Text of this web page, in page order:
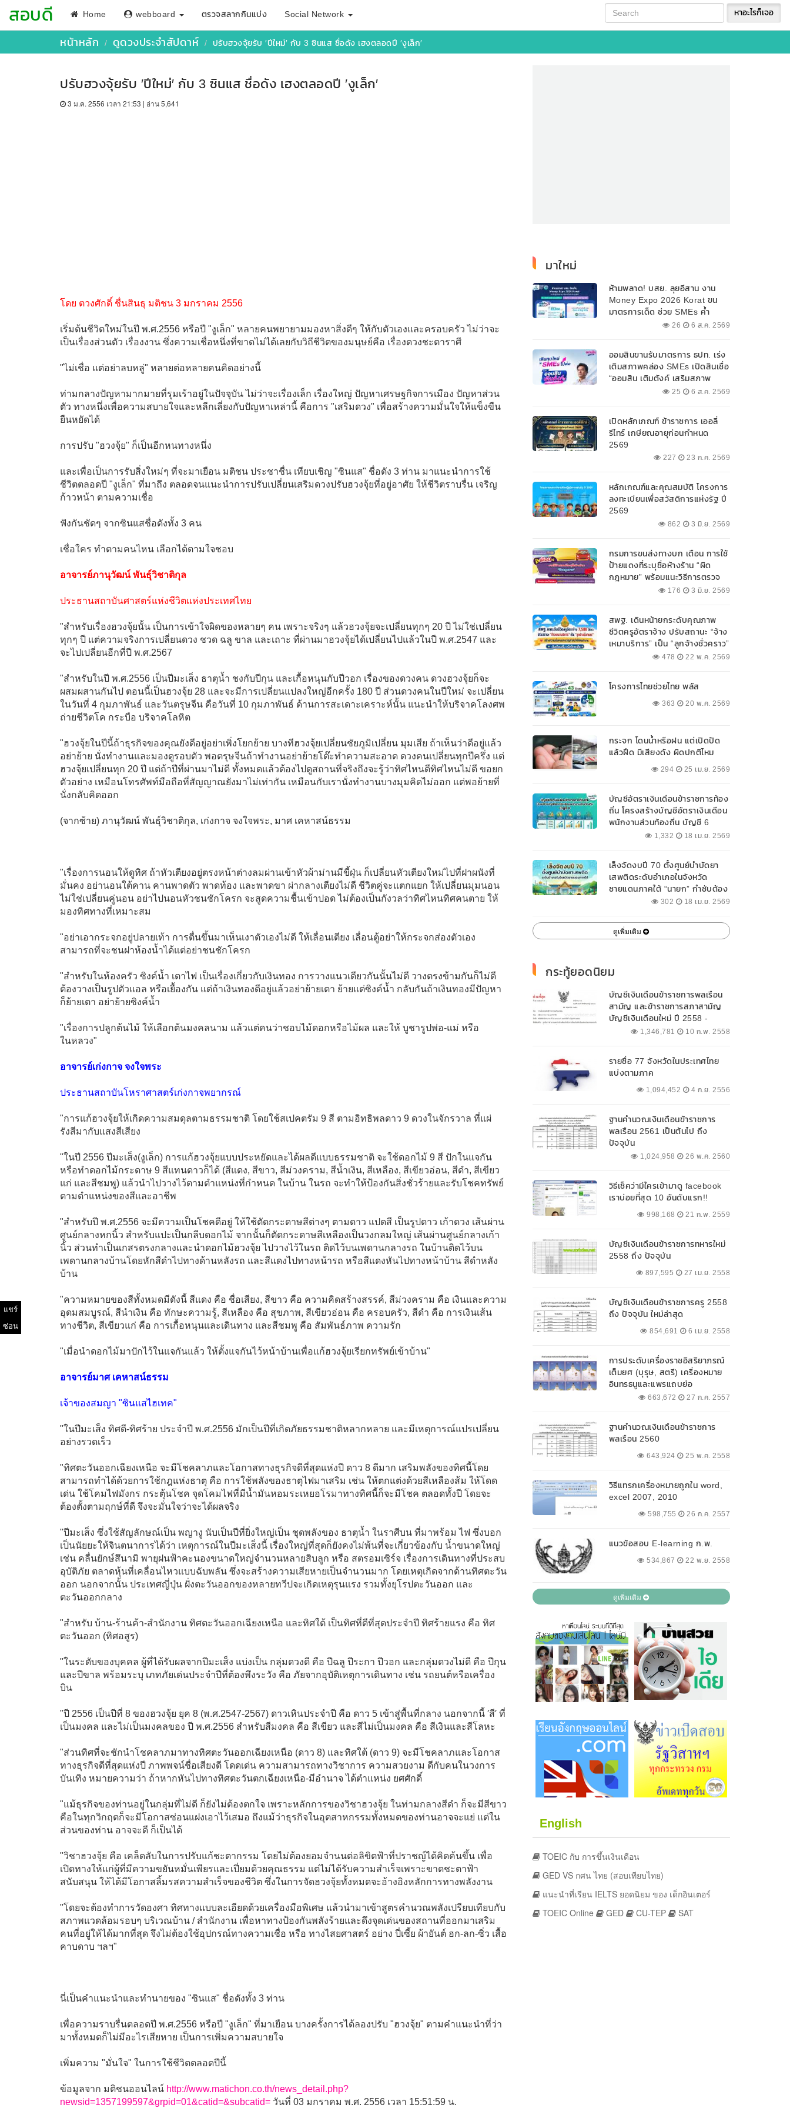
สอบดี Home webboard ตรวจสลากกินแบ่ง Social Network หาอะไรก็เจอ
หน้าหลัก ดูดวงประจำสัปดาห์ ปรับฮวงจุ้ยรับ ′ปีใหม่′ กับ 3 ซินแส ชื่อดัง เฮงตลอดปี ′งูเล็ก′
ปรับฮวงจุ้ยรับ ′ปีใหม่′ กับ 3 ซินแส ชื่อดัง เฮงตลอดปี ′งูเล็ก′
3 ม.ค. 2556 เวลา 21:53 | อ่าน 5,641
โดย ตวงศักดิ์ ชื่นสินธุ มติชน 3 มกราคม 2556
เริ่มต้นชีวิตใหม่ในปี พ.ศ.2556 หรือปี "งูเล็ก" หลายคนพยายามมองหาสิ่งดีๆ ให้กับตัวเองและครอบครัว ไม่ว่าจะ
เป็นเรื่องส่วนตัว เรื่องงาน ซึ่งความเชื่อหนึ่งที่ขาดไม่ได้เลยกับวิถีชีวิตของมนุษย์คือ เรื่องดวงชะตาราศี
"ไม่เชื่อ แต่อย่าลบหลู่" หลายต่อหลายคนคิดอย่างนี้
ท่ามกลางปัญหามากมายที่รุมเร้าอยู่ในปัจจุบัน ไม่ว่าจะเรื่องเล็ก เรื่องใหญ่ ปัญหาเศรษฐกิจการเมือง ปัญหาส่วน
ตัว ทางหนึ่งเพื่อความสบายใจและหลีกเลี่ยงกับปัญหาเหล่านี้ คือการ "เสริมดวง" เพื่อสร้างความมั่นใจให้แข็งขืน
ยืนหยัดได้
การปรับ "ฮวงจุ้ย" ก็เป็นอีกหนทางหนึ่ง
และเพื่อเป็นการรับสิ่งใหม่ๆ ที่จะมาเยือน มติชน ประชาชื่น เทียบเชิญ "ซินแส" ชื่อดัง 3 ท่าน มาแนะนำการใช้
ชีวิตตลอดปี "งูเล็ก" ที่มาถึง ตลอดจนแนะนำการปรับเปลี่ยนเสริมดวงปรับฮวงจุ้ยที่อยู่อาศัย ให้ชีวิตราบรื่น เจริญ
ก้าวหน้า ตามความเชื่อ
ฟังกันชัดๆ จากซินแสชื่อดังทั้ง 3 คน
เชื่อใคร ทำตามคนไหน เลือกได้ตามใจชอบ
อาจารย์ภานุวัฒน์ พันธุ์วิชาติกุล
ประธานสถาบันศาสตร์แห่งชีวิตแห่งประเทศไทย
"สำหรับเรื่องฮวงจุ้ยนั้น เป็นการเข้าใจผิดของหลายๆ คน เพราะจริงๆ แล้วฮวงจุ้ยจะเปลี่ยนทุกๆ 20 ปี ไม่ใช่เปลี่ยน
ทุกๆ ปี แต่ความจริงการเปลี่ยนดวง ชวด ฉลู ขาล และเถาะ ที่ผ่านมาฮวงจุ้ยได้เปลี่ยนไปแล้วในปี พ.ศ.2547 และ
จะไปเปลี่ยนอีกที่ปี พ.ศ.2567
"สำหรับในปี พ.ศ.2556 เป็นปีมะเส็ง ธาตุน้ำ ชงกับปีกุน และเกื้อหนุนกับปีวอก เรื่องของดวงคน ดวงฮวงจุ้ยก็จะ
ผสมผสานกันไป ตอนนี้เป็นฮวงจุ้ย 28 และจะมีการเปลี่ยนแปลงใหญ่อีกครั้ง 180 ปี ส่วนดวงคนในปีใหม่ จะเปลี่ยน
ในวันที่ 4 กุมภาพันธ์ และวันตรุษจีน คือวันที่ 10 กุมภาพันธ์ ด้านการสะเดาะเคราะห์นั้น แนะนำให้บริจาคโลงศพ
ถ่ายชีวิตโค กระบือ บริจาคโลหิต
"ฮวงจุ้ยในปีนี้ถ้าธุรกิจของคุณยังดีอยู่อย่าเพิ่งโยกย้าย บางทีฮวงจุ้ยเปลี่ยนชัยภูมิเปลี่ยน มุมเสีย ถ้าเห็นว่าดีอยู่แล้ว
อย่าย้าย นั่งทำงานและมองดูรอบตัว พอตรุษจีนถ้าทำงานอย่าย้ายโต๊ะทำความสะอาด ดวงคนเปลี่ยนทุกปีครึ่ง แต่
ฮวงจุ้ยเปลี่ยนทุก 20 ปี แต่ถ้าปีที่ผ่านมาไม่ดี ทั้งหมดแล้วต้องไปดูสถานที่จริงถึงจะรู้ว่าทิศไหนดีทิศไหนไม่ดี ขอยก
ตัวอย่าง เหมือนโทรศัพท์มือถือที่สัญญาณยังมาไม่เท่ากัน เหมือนกับเรานั่งทำงานบางมุมคิดไม่ออก แต่พอย้ายที่
นั่งกลับคิดออก
(จากซ้าย) ภานุวัฒน์ พันธุ์วิชาติกุล, เก่งกาจ จงใจพระ, มาศ เคหาสน์ธรรม
"เรื่องการนอนให้ดูทิศ ถ้าหัวเตียงอยู่ตรงหน้าต่างลมผ่านเข้าหัวผ้าม่านมีขี้ฝุ่น ก็เปลี่ยนหัวเตียงใหม่ไปที่ฝาผนังที่
มั่นคง อย่านอนใต้คาน คานพาดตัว พาดท้อง และพาดขา ผ่ากลางเตียงไม่ดี ชีวิตคู่จะแตกแยก ให้เปลี่ยนมุมนอน
ไม่ใช่เปลี่ยนคู่นอน อย่าไปนอนหัวชนชักโครก จะสูดความชื้นเข้าปอด ไม่ต้องเป็นกังวลว่าทิศไหนทิศคนตาย ให้
มองทิศทางที่เหมาะสม
"อย่าเอากระจกอยู่ปลายเท้า การตื่นขึ้นมาเห็นเงาตัวเองไม่ดี ให้เลื่อนเตียง เลื่อนตู้อย่าให้กระจกส่องตัวเอง
สามารถที่จะชนฝาห้องน้ำได้แต่อย่าชนชักโครก
"สำหรับในห้องครัว ซิงค์น้ำ เตาไฟ เป็นเรื่องเกี่ยวกับเงินทอง การวางแนวเดียวกันนั้นไม่ดี วางตรงข้ามกันก็ไม่ดี
ต้องวางเป็นรูปตัวแอล หรือเยื้องกัน แต่ถ้าเงินทองดีอยู่แล้วอย่าย้ายเตา ย้ายแต่ซิงค์น้ำ กลับกันถ้าเงินทองมีปัญหา
ก็ย้ายเตา อย่าย้ายซิงค์น้ำ
"เรื่องการปลูกต้นไม้ ให้เลือกต้นมงคลนาม แล้วแต่คนว่าชอบไม้ดอกหรือไม้ผล และให้ บูชารูปพ่อ-แม่ หรือ
ในหลวง"
อาจารย์เก่งกาจ จงใจพระ
ประธานสถาบันโหราศาสตร์เก่งกาจพยากรณ์
"การแก้ฮวงจุ้ยให้เกิดความสมดุลตามธรรมชาติ โดยใช้สเปคตรัม 9 สี ตามอิทธิพลดาว 9 ดวงในจักรวาล ที่แผ่
รังสีมากับแสงสีเสียง
"ในปี 2556 ปีมะเส็ง(งูเล็ก) การแก้ฮวงจุ้ยแบบประหยัดและได้ผลดีแบบธรรมชาติ จะใช้ดอกไม้ 9 สี ปักในแจกัน
หรือทำดอกไม้กระดาษ 9 สีแทนดาวก็ได้ (สีแดง, สีขาว, สีม่วงคราม, สีน้ำเงิน, สีเหลือง, สีเขียวอ่อน, สีดำ, สีเขียว
แก่ และสีชมพู) แล้วนำไปวางไว้ตามตำแหน่งที่กำหนด ในบ้าน ในรถ จะทำให้ป้องกันสิ่งชั่วร้ายและรับโชคทรัพย์
ตามตำแหน่งของสีและอาชีพ
"สำหรับปี พ.ศ.2556 จะมีความเป็นโชคดีอยู่ ให้ใช้ตัดกระดาษสีต่างๆ ตามดาว แปดสี เป็นรูปดาว เก้าดวง เส้นผ่าน
ศูนย์กลางหกนิ้ว สำหรับแปะเป็นกลีบดอกไม้ จากนั้นก็ตัดกระดาษสีเหลืองเป็นวงกลมใหญ่ เส้นผ่านศูนย์กลางเก้า
นิ้ว ส่วนทำเป็นเกสรตรงกลางและนำดอกไม้ฮวงจุ้ย ไปวางไว้ในรถ ติดไว้บนเพดานกลางรถ ในบ้านติดไว้บน
เพดานกลางบ้านโดยหักสีดำไปทางด้านหลังรถ และสีแดงไปทางหน้ารถ หรือสีแดงหันไปทางหน้าบ้าน สีดำหลัง
บ้าน
"ความหมายของสีทั้งหมดมีดังนี้ สีแดง คือ ชื่อเสียง, สีขาว คือ ความคิดสร้างสรรค์, สีม่วงคราม คือ เงินและความ
อุดมสมบูรณ์, สีนำเงิน คือ ทักษะความรู้, สีเหลือง คือ สุขภาพ, สีเขียวอ่อน คือ ครอบครัว, สีดำ คือ การเงินเส้น
ทางชีวิต, สีเขียวแก่ คือ การเกื้อหนุนและเดินทาง และสีชมพู คือ สัมพันธ์ภาพ ความรัก
"เมื่อนำดอกไม้มาปักไว้ในแจกันแล้ว ให้ตั้งแจกันไว้หน้าบ้านเพื่อแก้ฮวงจุ้ยเรียกทรัพย์เข้าบ้าน"
อาจารย์มาศ เคหาสน์ธรรม
เจ้าของสมญา "ซินแสไฮเทค"
"ในปีมะเส็ง ทิศดี-ทิศร้าย ประจำปี พ.ศ.2556 มักเป็นปีที่เกิดภัยธรรมชาติหลากหลาย และมีเหตุการณ์แปรเปลี่ยน
อย่างรวดเร็ว
"ทิศตะวันออกเฉียงเหนือ จะมีโชคลาภและโอกาสทางธุรกิจดีที่สุดแห่งปี ดาว 8 ดีมาก เสริมพลังของทิศนี้โดย
สามารถทำได้ด้วยการใช้กฎแห่งธาตุ คือ การใช้พลังของธาตุไฟมาเสริม เช่น ให้ตกแต่งด้วยสีเหลืองส้ม ให้โดด
เด่น ใช้โคมไฟมังกร กระตุ้นโชค จุดโคมไฟที่มีน้ำมันหอมระเหยอโรมาทางทิศนี้ก็จะมีโชค ตลอดทั้งปี โดยจะ
ต้องตั้งตามฤกษ์ที่ดี จึงจะมั่นใจว่าจะได้ผลจริง
"ปีมะเส็ง ซึ่งใช้สัญลักษณ์เป็น พญางู นับเป็นปีที่ยิ่งใหญ่เป็น ชุดพลังของ ธาตุน้ำ ในราศีบน ที่มาพร้อม ไฟ ซึ่งบอก
เป็นนัยยะให้จินตนาการได้ว่า เหตุการณ์ในปีมะเส็งนี้ เรื่องใหญ่ที่สุดก็ยังคงไม่พ้นที่จะเกี่ยวข้องกับ น้ำขนาดใหญ่
เช่น คลื่นยักษ์สึนามิ พายุฝนฟ้าคะนองขนาดใหญ่จำนวนหลายสิบลูก หรือ สตรอมเซิร์จ เรื่องการเดินทางที่ประสบ
อุบัติภัย ตลาดหุ้นที่เคลื่อนไหวแบบฉับพลัน ซึ่งจะสร้างความเสียหายเป็นจำนวนมาก โดยเหตุเกิดจากด้านทิศตะวัน
ออก นอกจากนั้น ประเทศญี่ปุ่น ฝั่งตะวันออกของหลายทวีปจะเกิดเหตุรุนแรง รวมทั้งยุโรปตะวันออก และ
ตะวันออกกลาง
"สำหรับ บ้าน-ร้านค้า-สำนักงาน ทิศตะวันออกเฉียงเหนือ และทิศใต้ เป็นทิศที่ดีที่สุดประจำปี ทิศร้ายแรง คือ ทิศ
ตะวันออก (ทิศอสูร)
"ในระดับของบุคคล ผู้ที่ได้รับผลจากปีมะเส็ง แบ่งเป็น กลุ่มดวงดี คือ ปีฉลู ปีระกา ปีวอก และกลุ่มดวงไม่ดี คือ ปีกุน
และปีขาล พร้อมระบุ เภทภัยเด่นประจำปีที่ต้องพึงระวัง คือ ภัยจากอุบัติเหตุการเดินทาง เช่น รถยนต์หรือเครื่อง
บิน
"ปี 2556 เป็นปีที่ 8 ของฮวงจุ้ย ยุค 8 (พ.ศ.2547-2567) ดาวเหินประจำปี คือ ดาว 5 เข้าสู่พื้นที่กลาง นอกจากนี้ ′สี′ ที่
เป็นมงคล และไม่เป็นมงคลของ ปี พ.ศ.2556 สำหรับสีมงคล คือ สีเขียว และสีไม่เป็นมงคล คือ สีเงินและสีโลหะ
"ส่วนทิศที่จะชักนำโชคลาภมาทางทิศตะวันออกเฉียงเหนือ (ดาว 8) และทิศใต้ (ดาว 9) จะมีโชคลาภและโอกาส
ทางธุรกิจดีที่สุดแห่งปี ภาพพจน์ชื่อเสียงดี โดดเด่น ความสามารถทางวิชาการ ความสวยงาม ดีกับคนในวงการ
บันเทิง หมายความว่า ถ้าหากหันไปทางทิศตะวันตกเฉียงเหนือ-มีอำนาจ ได้ตำแหน่ง ยศศักดิ์
"แม้ธุรกิจของท่านอยู่ในกลุ่มที่ไม่ดี ก็ยังไม่ต้องตกใจ เพราะหลักการของวิชาฮวงจุ้ย ในท่ามกลางสีดำ ก็จะมีสีขาว
คือในทุกวิกฤตก็จะมีโอกาสซ่อนแฝงเอาไว้เสมอ ถึงแม้ว่าธุรกิจในอุตสาหกรรมทั้งหมดของท่านอาจจะแย่ แต่ใน
ส่วนของท่าน อาจจะดี ก็เป็นได้
"วิชาฮวงจุ้ย คือ เคล็ดลับในการปรับแก้ชะตากรรม โดยไม่ต้องยอมจำนนต่อลิขิตฟ้าที่ปราชญ์ได้คิดค้นขึ้น เพื่อ
เปิดทางให้แก่ผู้ที่มีความขยันหมั่นเพียรและเปี่ยมด้วยคุณธรรม แต่ไม่ได้รับความสำเร็จเพราะขาดชะตาฟ้า
สนับสนุน ให้ได้มีโอกาสลิ้มรสความสำเร็จของชีวิต ซึ่งในการจัดฮวงจุ้ยทั้งหมดจะอ้างอิงหลักการทางพลังงาน
"โดยจะต้องทำการวัดองศา ทิศทางแบบละเอียดด้วยเครื่องมือพิเศษ แล้วนำมาเข้าสูตรคำนวณพลังเปรียบเทียบกับ
สภาพแวดล้อมรอบๆ บริเวณบ้าน / สำนักงาน เพื่อหาทางป้องกันพลังร้ายและดึงจุดเด่นของสถานที่ออกมาเสริม
คนที่อยู่ให้ได้มากที่สุด จึงไม่ต้องใช้อุปกรณ์ทางความเชื่อ หรือ ทางไสยศาสตร์ อย่าง ปี่เซี้ย ผ้ายันต์ ฮก-ลก-ซิ่ว เสื้อ
คาบดาบ ฯลฯ"
นี่เป็นคำแนะนำและทำนายของ "ซินแส" ชื่อดังทั้ง 3 ท่าน
เพื่อความราบรื่นตลอดปี พ.ศ.2556 หรือปี "งูเล็ก" ที่มาเยือน บางครั้งการได้ลองปรับ "ฮวงจุ้ย" ตามคำแนะนำที่ว่า
มาทั้งหมดก็ไม่มีอะไรเสียหาย เป็นการเพิ่มความสบายใจ
เพิ่มความ "มั่นใจ" ในการใช้ชีวิตตลอดปีนี้
ข้อมูลจาก มติชนออนไลน์ http://www.matichon.co.th/news_detail.php?
newsid=1357199597&grpid=01&catid=&subcatid= วันที่ 03 มกราคม พ.ศ. 2556 เวลา 15:51:59 น.
แชร์
ซ่อน
มาใหม่
ห้ามพลาด! บสย. ลุยอีสาน งาน
Money Expo 2026 Korat ขน
มาตรการเด็ด ช่วย SMEs ค้ำ
ประกันสินเชื่อ-แก้หนี้ 7-9 ส.ค. 69
26 6 ส.ค. 2569
ออมสินขานรับมาตรการ ธปท. เร่ง
เติมสภาพคล่อง SMEs เปิดสินเชื่อ
“ออมสิน เติมตังค์ เสริมสภาพ
คล่อง” วงเงินรวม 2,000
วงเงินกู้สูงสุด 100% ของหลัก
ประกัน ผ่อนนานสูงสุด 10 ปี
25 6 ส.ค. 2569
เปิดหลักเกณฑ์ ข้าราชการ เออลี่
รีไทร์ เกษียณอายุก่อนกำหนด
2569
227 23 ก.ค. 2569
หลักเกณฑ์และคุณสมบัติ โครงการ
ลงทะเบียนเพื่อสวัสดิการแห่งรัฐ ปี
2569
862 3 มิ.ย. 2569
กรมการขนส่งทางบก เตือน การใช้
ป้ายแดงที่ระบุชื่อห้างร้าน “ผิด
กฎหมาย” พร้อมแนะวิธีการตรวจ
สอบป้ายแดงที่ถูกต้อง
176 3 มิ.ย. 2569
สพฐ. เดินหน้ายกระดับคุณภาพ
ชีวิตครูอัตราจ้าง ปรับสถานะ “จ้าง
เหมาบริการ” เป็น “ลูกจ้างชั่วคราว”
478 22 พ.ค. 2569
โครงการไทยช่วยไทย พลัส
363 20 พ.ค. 2569
กระจก โดนน้ำหรือฝน แต่เปิดปัด
แล้วฝืด มีเสียงดัง ผิดปกติไหม
294 25 เม.ย. 2569
บัญชีอัตราเงินเดือนข้าราชการท้อง
ถิ่น โครงสร้างบัญชีอัตราเงินเดือน
พนักงานส่วนท้องถิ่น บัญชี 6
1,332 18 เม.ย. 2569
เล็งจัดงบปี 70 ตั้งศูนย์บำบัดยา
เสพติดระดับอำเภอในจังหวัด
ชายแดนภาคใต้ “นายก” กำชับต้อง
ออกแบบเฉพาะให้สอดคล้องกับ
302 18 เม.ย. 2569
ดูเพิ่มเติม
กระทู้ยอดนิยม
บัญชีเงินเดือนข้าราชการพลเรือน
สามัญ และข้าราชการสภาสามัญ
บัญชีเงินเดือนใหม่ ปี 2558 -
2562 ปัจจุบัน1,346,781 10 ก.พ. 2558
รายชื่อ 77 จังหวัดในประเทศไทย
แบ่งตามภาค
1,094,452 4 ก.ย. 2556
ฐานคำนวณเงินเดือนข้าราชการ
พลเรือน 2561 เป็นต้นไป ถึง
ปัจจุบัน
1,024,958 26 พ.ค. 2560
วิธีเช็คว่ามีใครเข้ามาดู facebook
เราบ่อยที่สุด 10 อันดับแรก!!
998,168 21 ก.พ. 2559
บัญชีเงินเดือนข้าราชการทหารใหม่
2558 ถึง ปัจจุบัน
897,595 27 เม.ย. 2558
บัญชีเงินเดือนข้าราชการครู 2558
ถึง ปัจจุบัน ใหม่ล่าสุด
854,691 6 เม.ย. 2558
การประดับเครื่องราชอิสริยาภรณ์
เต็มยศ (บุรุษ, สตรี) เครื่องหมาย
อินทรธนูและแพรแถบย่อ
663,672 27 ก.ค. 2557
ฐานคำนวณเงินเดือนข้าราชการ
พลเรือน 2560
643,924 25 พ.ค. 2558
วิธีแทรกเครื่องหมายถูกใน word,
excel 2007, 2010
598,755 26 ก.ค. 2557
แนวข้อสอบ E-learning ก.พ.
534,867 22 พ.ย. 2558
ดูเพิ่มเติม
English
TOEIC กับ การขึ้นเงินเดือน
GED VS กศน ไทย (สอบเทียบไทย)
แนะนำที่เรียน IELTS ยอดนิยม ของ เด็กอินเตอร์
TOEIC Online
GED CU-TEP SAT